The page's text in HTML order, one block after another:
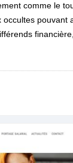
comme le
occultes pouvant